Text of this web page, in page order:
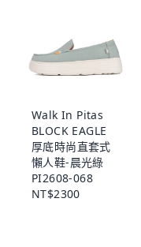
Walk In Pitas
BLOCK EAGLE
厚底時尚直套式
懶人鞋-晨光綠
PI2608-068
NT$2300